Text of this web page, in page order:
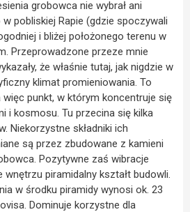
grobowca nie wybrał ani
pobliskiej Rapie (gdzie spoczywali
i bliżej położonego terenu w
Przeprowadzone przeze mnie
że właśnie tutaj, jak nigdzie w
klimat promieniowania. To
punkt, w którym koncentruje się
i kosmosu. Tu przecina się kilka
Niekorzystne składniki ich
są przez zbudowane z kamieni
Pozytywne zaś wibracje
piramidalny kształt budowli.
w środku piramidy wynosi ok. 23
Dominuje korzystne dla